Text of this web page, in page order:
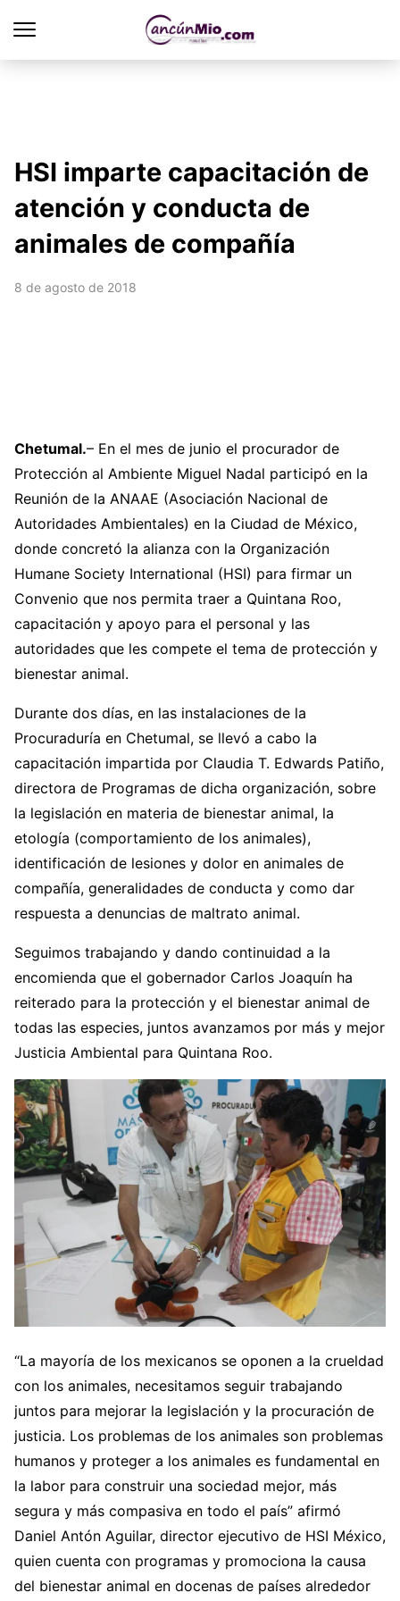
HSI imparte capacitación de
atención y conducta de
animales de compañía
8 de agosto de 2018
Chetumal.– En el mes de junio el procurador de
Protección al Ambiente Miguel Nadal participó en la
Reunión de la ANAAE (Asociación Nacional de
Autoridades Ambientales) en la Ciudad de México,
donde concretó la alianza con la Organización
Humane Society International (HSI) para firmar un
Convenio que nos permita traer a Quintana Roo,
capacitación y apoyo para el personal y las
autoridades que les compete el tema de protección y
bienestar animal.
Durante dos días, en las instalaciones de la
Procuraduría en Chetumal, se llevó a cabo la
capacitación impartida por Claudia T. Edwards Patiño,
directora de Programas de dicha organización, sobre
la legislación en materia de bienestar animal, la
etología (comportamiento de los animales),
identificación de lesiones y dolor en animales de
compañía, generalidades de conducta y como dar
respuesta a denuncias de maltrato animal.
Seguimos trabajando y dando continuidad a la
encomienda que el gobernador Carlos Joaquín ha
reiterado para la protección y el bienestar animal de
todas las especies, juntos avanzamos por más y mejor
Justicia Ambiental para Quintana Roo.
“La mayoría de los mexicanos se oponen a la crueldad
con los animales, necesitamos seguir trabajando
juntos para mejorar la legislación y la procuración de
justicia. Los problemas de los animales son problemas
humanos y proteger a los animales es fundamental en
la labor para construir una sociedad mejor, más
segura y más compasiva en todo el país” afirmó
Daniel Antón Aguilar, director ejecutivo de HSI México,
quien cuenta con programas y promociona la causa
del bienestar animal en docenas de países alrededor